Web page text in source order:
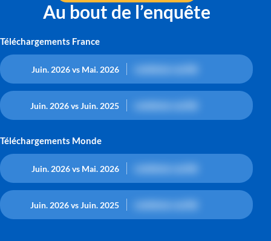
Au bout de l’enquête
Téléchargements France
Juin. 2026 vs Mai. 2026
Juin. 2026 vs Juin. 2025
Téléchargements Monde
Juin. 2026 vs Mai. 2026
Juin. 2026 vs Juin. 2025